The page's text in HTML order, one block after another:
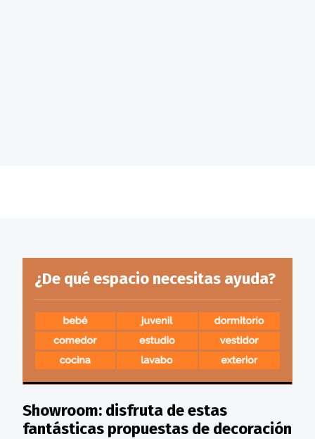
¿De qué espacio necesitas ayuda?
Showroom: disfruta de estas
fantásticas propuestas de decoración